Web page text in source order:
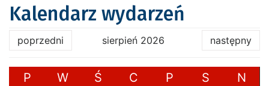
Kalendarz wydarzeń
poprzedni sierpień 2026 następny
P W Ś C P S N